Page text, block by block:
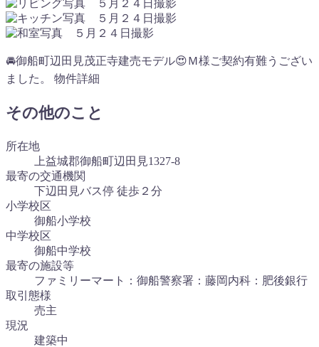
🚘御船町辺田見茂正寺建売モデル😍Ｍ様ご契約有難うござい
ました。 物件詳細
その他のこと
所在地
上益城郡御船町辺田見1327-8
最寄の交通機関
下辺田見バス停 徒歩２分
小学校区
御船小学校
中学校区
御船中学校
最寄の施設等
ファミリーマート：御船警察署：藤岡内科：肥後銀行
取引態様
売主
現況
建築中